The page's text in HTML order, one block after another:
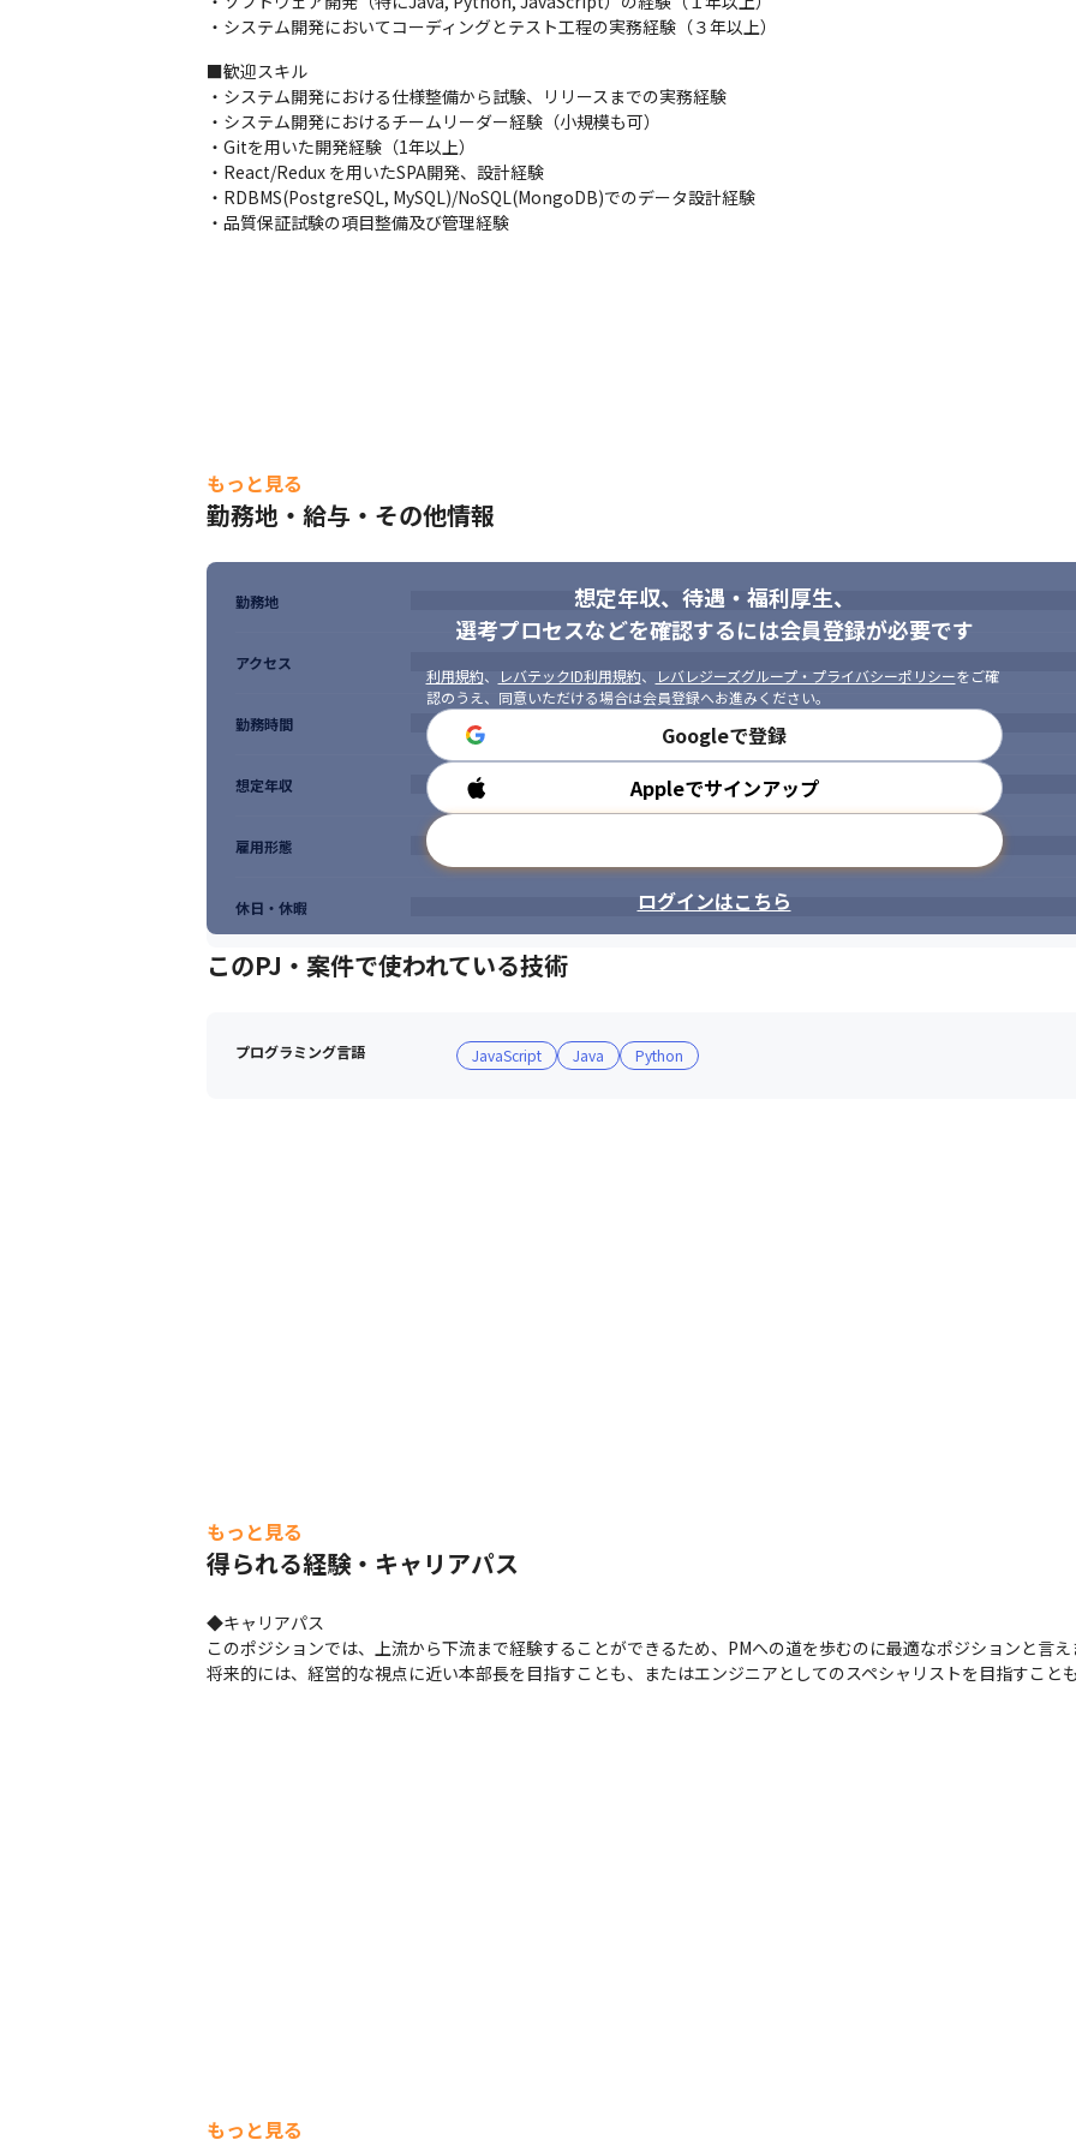
・システム開発においてコーディングとテスト工程の実務経験（３年以上）
■歓迎スキル
・システム開発における仕様整備から試験、リリースまでの実務経験
・システム開発におけるチームリーダー経験（小規模も可）
・Gitを用いた開発経験（1年以上）
・React/Redux を用いたSPA開発、設計経験
・RDBMS(PostgreSQL, MySQL)/NoSQL(MongoDB)でのデータ設計経験
・品質保証試験の項目整備及び管理経験
もっと見る
勤務地・給与・その他情報
想定年収、待遇・福利厚生、
選考プロセスなどを確認するには会員登録が必要です
利用規約、 レバテックID利用規約、 レバレジーズグループ・プライバシーポリシーをご確
認のうえ、同意いただける場合は会員登録へお進みください。
Googleで登録
Appleでサインアップ
ログインはこちら
勤務地
アクセス
勤務時間
想定年収
雇用形態
休日・休暇
このPJ・案件で使われている技術
プログラミング言語 JavaScript Java Python
もっと見る
得られる経験・キャリアパス
◆キャリアパス
このポジションでは、上流から下流まで経験することができるため、PMへの道を歩むのに最適なポジションと言え
将来的には、経営的な視点に近い本部長を目指すことも、またはエンジニアとしてのスペシャリストを目指すこと
もっと見る